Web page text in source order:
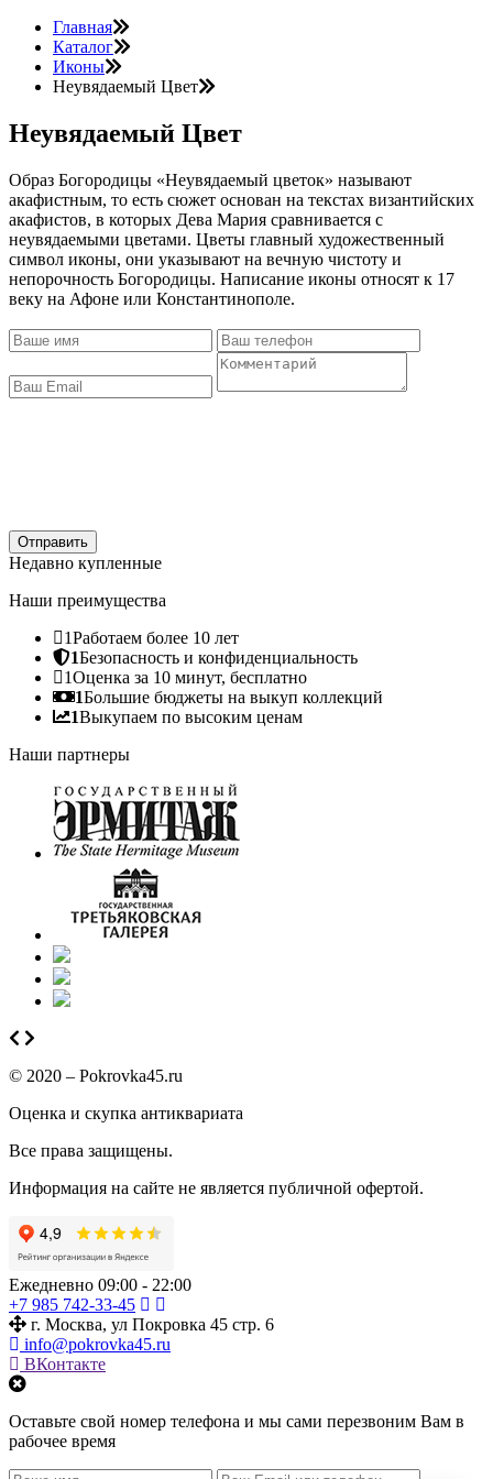
Главная
Каталог
Иконы
Неувядаемый Цвет
Неувядаемый Цвет
Образ Богородицы «Неувядаемый цветок» называют
акафистным, то есть сюжет основан на текстах византийских
акафистов, в которых Дева Мария сравнивается с
неувядаемыми цветами. Цветы главный художественный
символ иконы, они указывают на вечную чистоту и
непорочность Богородицы. Написание иконы относят к 17
веку на Афоне или Константинополе.
Отправить
Недавно купленные
Наши преимущества
1Работаем более 10 лет
1Безопасность и конфиденциальность
1Оценка за 10 минут, бесплатно
1Большие бюджеты на выкуп коллекций
1Выкупаем по высоким ценам
Наши партнеры
© 2020 – Pokrovka45.ru
Оценка и скупка антиквариата
Все права защищены.
Информация на сайте не является публичной офертой.
Ежедневно 09:00 - 22:00
+7 985 742-33-45
г. Москва, ул Покровка 45 стр. 6
info@pokrovka45.ru
ВКонтакте
Оставьте свой номер телефона и мы сами перезвоним Вам в
рабочее время